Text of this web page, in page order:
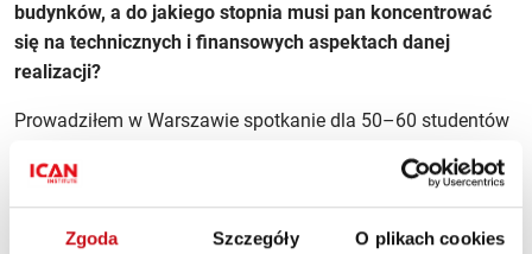
Zgoda Szczegóły O plikach cookies
budynków, a do jakiego stopnia musi pan koncentrować
się na technicznych i finansowych aspektach danej
realizacji?
Prowadziłem w Warszawie spotkanie dla 50–60 studentów
Chociaż większość z nich marzy zapewne, aby dołączyć do
grona tzw. starchitektów, uprzedziłem ich, że tylko nielicznej
grupie udaje się osiągnąć podobny sukces. Niemniej na